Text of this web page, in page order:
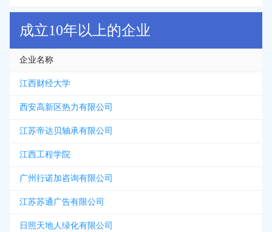
成立10年以上的企业
企业名称
江西财经大学
西安高新区热力有限公司
江苏帝达贝轴承有限公司
江西工程学院
广州行诺加咨询有限公司
江苏苏通广告有限公司
日照天地人绿化有限公司